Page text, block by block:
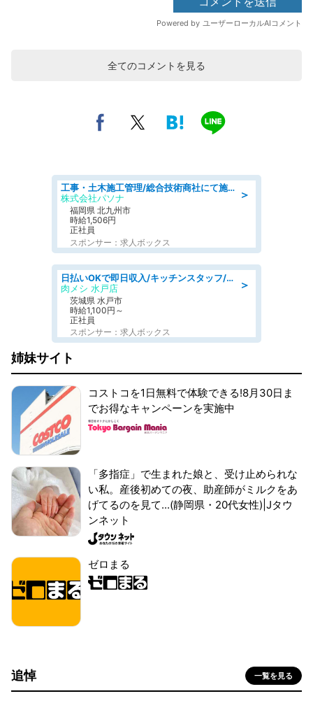
全てのコメントを見る
＞
工事・土木施工管理/総合技術商社にて施工管理のお仕事/即日勤務可/車通勤可/工事・土木施工管理/生産・品質管理
株式会社パソナ
福岡県 北九州市
時給1,506円
正社員
スポンサー：求人ボックス
＞
日払いOKで即日収入/キッチンスタッフ/「原付免許必須」デリバリー業務など、自己成長可能な幅広い仕事に挑戦!髪型自由&ピアス・ネイルOK/茨城県/水戸市
肉メシ 水戸店
茨城県 水戸市
時給1,100円～
正社員
スポンサー：求人ボックス
姉妹サイト
コストコを1日無料で体験できる!8月30日ま
でお得なキャンペーンを実施中
「多指症」で生まれた娘と、受け止められな
い私。産後初めての夜、助産師がミルクをあ
げてるのを見て...(静岡県・20代女性)|Jタウ
ンネット
ゼロまる
追悼 一覧を見る